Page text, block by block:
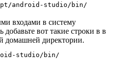
opt/android-studio/bin/
входами в систему
добавьте вот такие строки в в
домашней директории.
studio/bin/